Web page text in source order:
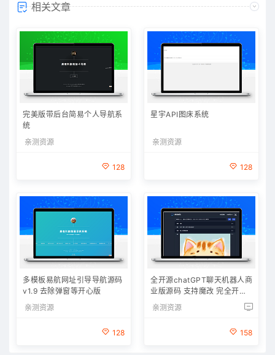
相关文章
完美版带后台简易个人导航系
统
亲测资源
128
星宇API图床系统
亲测资源
128
多模板易航网址引导导航源码
v1.9 去除弹窗等开心版
亲测资源
128
全开源chatGPT聊天机器人商
业版源码 支持魔改 完全开放
源代码
亲测资源
158